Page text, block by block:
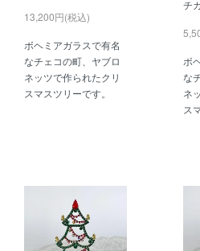
13,200円(税込)
ボヘミアガラスで有名
なチェコの町、ヤブロ
ネッツで作られたクリ
スマスツリーです。
チ
ボ
な
ネ
ス